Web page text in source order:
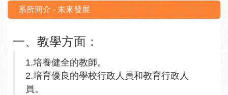
系所簡介 - 未來發展
一、教學方面：
1.培養健全的教師。
2.培育優良的學校行政人員和教育行政人
員。